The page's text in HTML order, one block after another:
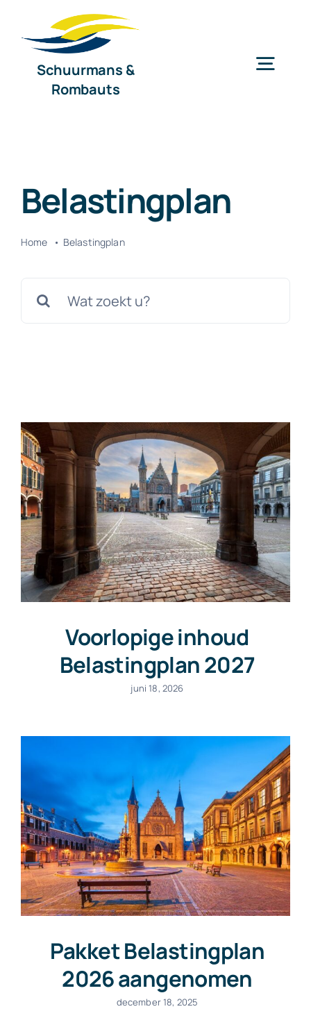
naar
Schuurmans &
Rombauts
Organisatie
Belastingplan
Home Belastingplan
naar:
Voorlopige inhoud
Belastingplan 2027
juni 18, 2026
Pakket Belastingplan
2026 aangenomen
december 18, 2025